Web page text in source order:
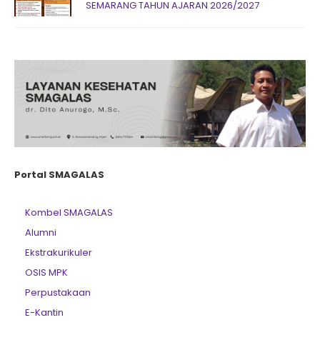
SEMARANG TAHUN AJARAN 2026/2027
Portal SMAGALAS
Kombel SMAGALAS
Alumni
Ekstrakurikuler
OSIS MPK
Perpustakaan
E-Kantin